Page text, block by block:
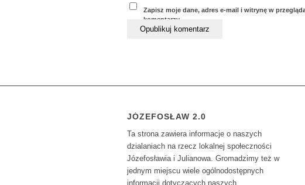
Zapisz moje dane, adres e-mail i witrynę w
komentarzy.
JÓZEFOSŁAW 2.0
Ta strona zawiera informacje o naszych
dzialaniach na rzecz lokalnej społeczności
Józefosławia i Julianowa. Gromadzimy też w
jednym miejscu wiele ogólnodostępnych
informacji dotyczących naszych